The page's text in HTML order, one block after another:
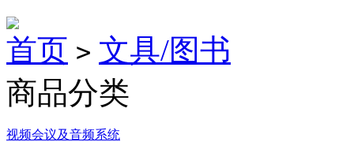
首页 > 文具/图书
商品分类
视频会议及音频系统